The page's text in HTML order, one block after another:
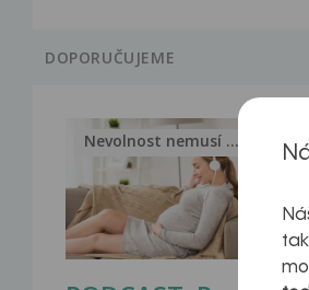
DOPORUČUJEME
Nevolnost nemusí být nutnou...